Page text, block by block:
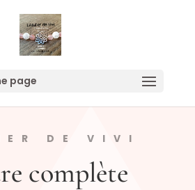
page
DE VIVI
complète